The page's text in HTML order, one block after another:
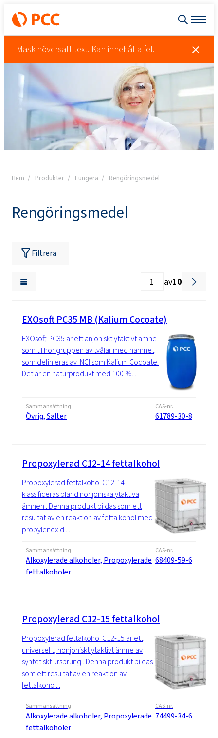
Maskinöversatt text. Kan innehålla fel.
Hem Produkter Fungera Rengöringsmedel
Rengöringsmedel
Filtrera
av10
EXOsoft PC35 MB (Kalium Cocoate)
EXOsoft PC35 är ett anjoniskt ytaktivt ämne
som tillhör gruppen av tvålar med namnet
som definieras av INCI som Kalium Cocoate.
Det är en naturprodukt med 100 %...
Sammansättning
Övrig, Salter
CAS-nr.
61789-30-8
Propoxylerad C12-14 fettalkohol
Propoxylerad fettalkohol C12-14
klassificeras bland nonjoniska ytaktiva
ämnen . Denna produkt bildas som ett
resultat av en reaktion av fettalkohol med
propylenoxid....
Sammansättning
Alkoxylerade alkoholer, Propoxylerade
fettalkoholer
CAS-nr.
68409-59-6
Propoxylerad C12-15 fettalkohol
Propoxylerad fettalkohol C12-15 är ett
universellt, nonjoniskt ytaktivt ämne av
syntetiskt ursprung . Denna produkt bildas
som ett resultat av en reaktion av
fettalkohol...
Sammansättning
Alkoxylerade alkoholer, Propoxylerade
fettalkoholer
CAS-nr.
74499-34-6